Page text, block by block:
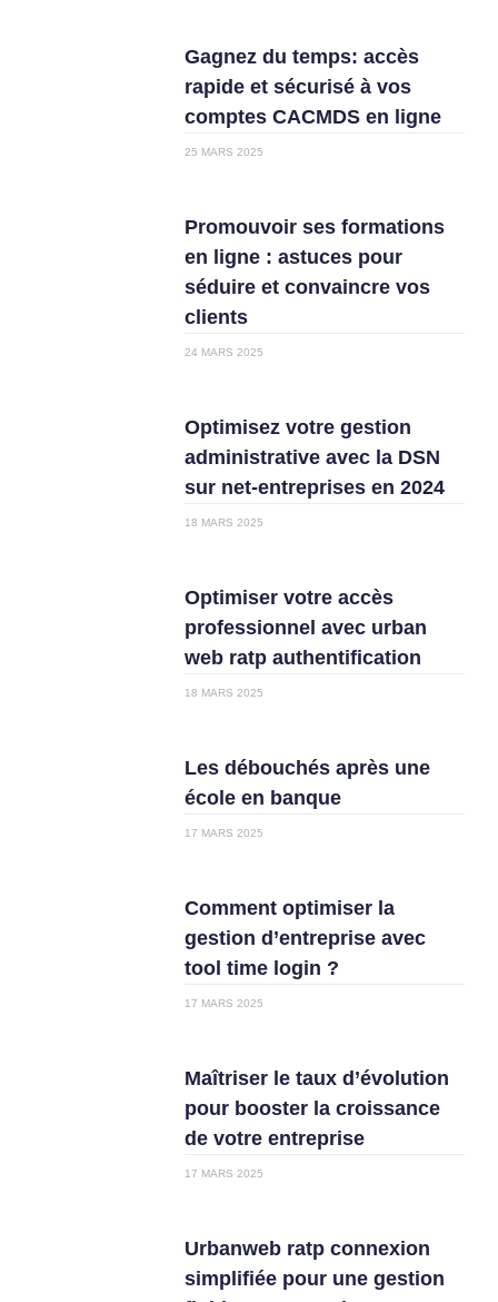
Gagnez du temps: accès
rapide et sécurisé à vos
comptes CACMDS en ligne
25 MARS 2025
Promouvoir ses formations
en ligne : astuces pour
séduire et convaincre vos
clients
24 MARS 2025
Optimisez votre gestion
administrative avec la DSN
sur net-entreprises en 2024
18 MARS 2025
Optimiser votre accès
professionnel avec urban
web ratp authentification
18 MARS 2025
Les débouchés après une
école en banque
17 MARS 2025
Comment optimiser la
gestion d’entreprise avec
tool time login ?
17 MARS 2025
Maîtriser le taux d’évolution
pour booster la croissance
de votre entreprise
17 MARS 2025
Urbanweb ratp connexion
simplifiée pour une gestion